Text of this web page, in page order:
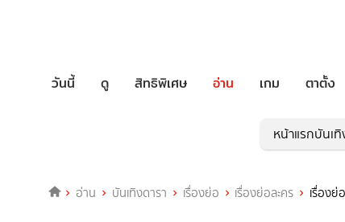
วันนี้ ดู สิทธิพิเศษ อ่าน เกม ตาตั้ง
หน้าแรกบันเทิ
อ่าน บันเทิงดารา เรื่องย่อ เรื่องย่อละคร เรื่อง